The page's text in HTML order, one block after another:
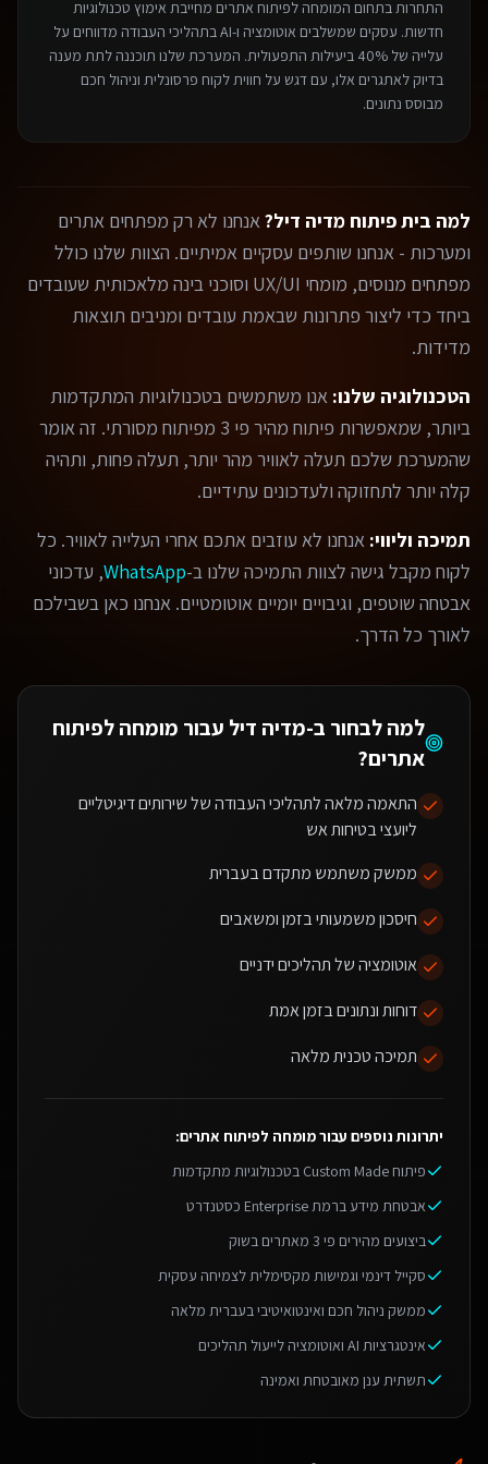
התחרות בתחום המומחה לפיתוח אתרים מחייבת אימוץ טכנולוגיות
חדשות. עסקים שמשלבים אוטומציה ו-AI בתהליכי העבודה מדווחים על
עלייה של 40% ביעילות התפעולית. המערכת שלנו תוכננה לתת מענה
בדיוק לאתגרים אלו, עם דגש על חווית לקוח פרסונלית וניהול חכם
מבוסס נתונים.
למה בית פיתוח מדיה דיל?אנחנו לא רק מפתחים אתרים
ומערכות - אנחנו שותפים עסקיים אמיתיים. הצוות שלנו כולל
מפתחים מנוסים, מומחי UX/UI וסוכני בינה מלאכותית שעובדים
ביחד כדי ליצור פתרונות שבאמת עובדים ומניבים תוצאות
מדידות.
הטכנולוגיה שלנו: אנו משתמשים בטכנולוגיות המתקדמות
ביותר, שמאפשרות פיתוח מהיר פי 3 מפיתוח מסורתי. זה אומר
שהמערכת שלכם תעלה לאוויר מהר יותר, תעלה פחות, ותהיה
קלה יותר לתחזוקה ולעדכונים עתידיים.
תמיכה וליווי: אנחנו לא עוזבים אתכם אחרי העלייה לאוויר. כל
לקוח מקבל גישה לצוות התמיכה שלנו ב-WhatsApp, עדכוני
אבטחה שוטפים, וגיבויים יומיים אוטומטיים. אנחנו כאן בשבילכם
לאורך כל הדרך.
למה לבחור ב-מדיה דיל עבור מומחה לפיתוח
אתרים?
התאמה מלאה לתהליכי העבודה של שירותים דיגיטליים
ליועצי בטיחות אש
ממשק משתמש מתקדם בעברית
חיסכון משמעותי בזמן ומשאבים
אוטומציה של תהליכים ידניים
דוחות ונתונים בזמן אמת
תמיכה טכנית מלאה
יתרונות נוספים עבורמומחה לפיתוח אתרים:
פיתוח Custom Made בטכנולוגיות מתקדמות
אבטחת מידע ברמת Enterprise כסטנדרט
ביצועים מהירים פי 3 מאתרים בשוק
סקייל דינמי וגמישות מקסימלית לצמיחה עסקית
ממשק ניהול חכם ואינטואיטיבי בעברית מלאה
אינטגרציות AI ואוטומציה לייעול תהליכים
תשתית ענן מאובטחת ואמינה